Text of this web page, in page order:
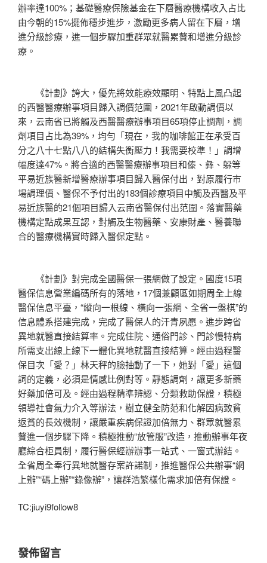
辦率達100%；基礎醫療保險基金在下層醫療機構收入占比
由今朝的15%擺佈穩步進步，激勵更多病人留在下層，增
進分級診療，進一個步驟加重群眾就醫累贅和增進分級診
療。
《計劃》誇大，優先將效能療效顯明、特點上風凸起
的西醫醫療辦事項目歸入調價范圍，2021年啟動調價以
來，云南省已將觸及西醫醫療辦事項目65項停止調劑，調
劑項目占比為39%，均勻「現在，我的咖啡館正在承受百
分之八十七點八八的結構失衡壓力！我需要校準！」調增
幅度達47%。將合適的西醫醫療辦事項目和傣、彝、躲等
平易近族醫新增醫療辦事項目歸入醫保付出，對原履行市
場調理價、醫保不予付出的183個診療項目中觸及西醫及平
易近族醫的21個項目歸入云南省醫保付出范圍。落實醫藥
機構定點成果互認，對觸及生物醫藥、安康財產、醫養聯
合的醫療機構實時歸入醫保定點。
《計劃》對完成全國醫保一張網做了設定。國度15項
醫保信息營業編碼所有的落地，17個兼顧區如期周全上線
醫保信息平臺，“縱向一根線、橫向一張網、全省一盤棋”的
信息體系搭建完成，完成了醫保人的汗青夙愿。進步跨省
異地就醫直接結算率。完成住院、通俗門診、門診慢特病
所需支出線上線下一體化異地就醫直接結算。經由過程醫
保目次「愛？」林天秤的臉抽動了一下，她對「愛」這個
詞的定義，必須是情感比例對等。靜態調劑，讓更多新藥
好藥加倍可及。經由過程精準辨認、分類救助保證，積極
領導社會氣力介入等辦法，樹立健全防范和化解因病致貧
返貧的長效機制，讓嚴重疾病保證加倍無力、群眾就醫累
贅進一個步驟下降。積極推動“放管服”改造，推動辦事年夜
廳綜合柜員制，履行醫保經辦辦事一站式、一窗式辦結。
全省周全奉行異地就醫存案許諾制，推進醫保公共辦事“網
上辦”“碼上辦”“錄像辦”，讓群浩繁樣化需求加倍有保證。
TC:jiuyi9follow8
發佈留言